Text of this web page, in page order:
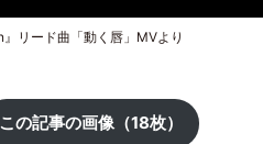
リード曲「動く唇」MVより
この記事の画像（18枚）